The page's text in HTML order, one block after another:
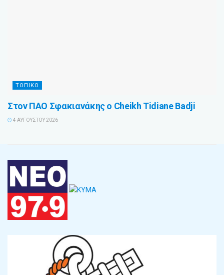
ΤΟΠΙΚΌ
Στον ΠΑΟ Σφακιανάκης ο Cheikh Tidiane Badji
4 ΑΥΓΟΎΣΤΟΥ 2026